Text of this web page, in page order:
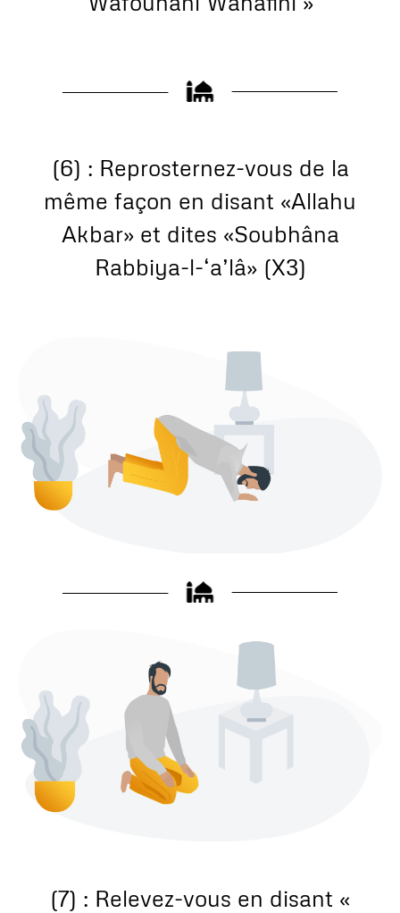
(6) : Reprosternez-vous de la
même façon en disant «Allahu
Akbar» et dites «Soubhâna
Rabbiya-l-‘a’lâ» (X3)
(7) : Relevez-vous en disant «